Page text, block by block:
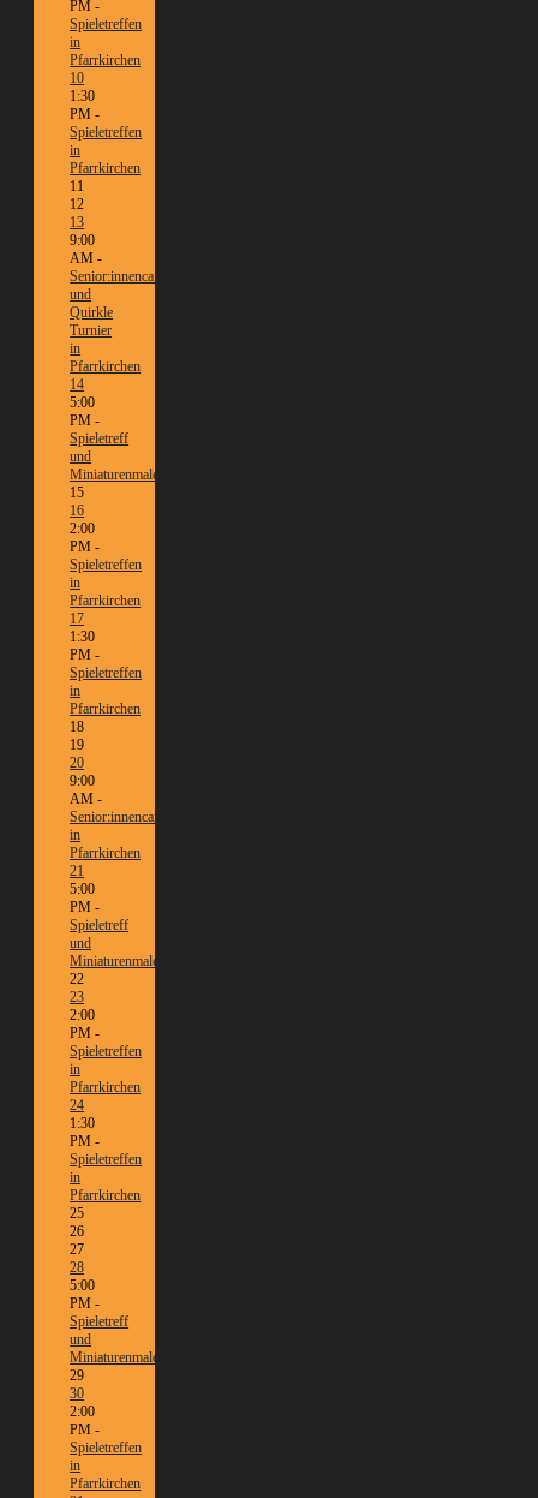
PM -
Spieletreffen
in
Pfarrkirchen
10
1:30
PM -
Spieletreffen
in
Pfarrkirchen
11
12
13
9:00
AM -
Senior:innencafé
und
Quirkle
Turnier
in
Pfarrkirchen
14
5:00
PM -
Spieletreff
und
Miniaturenmalen/Tabletop
15
16
2:00
PM -
Spieletreffen
in
Pfarrkirchen
17
1:30
PM -
Spieletreffen
in
Pfarrkirchen
18
19
20
9:00
AM -
Senior:innencafé
in
Pfarrkirchen
21
5:00
PM -
Spieletreff
und
Miniaturenmalen/Tabletop
22
23
2:00
PM -
Spieletreffen
in
Pfarrkirchen
24
1:30
PM -
Spieletreffen
in
Pfarrkirchen
25
26
27
28
5:00
PM -
Spieletreff
und
Miniaturenmalen/Tabletop
29
30
2:00
PM -
Spieletreffen
in
Pfarrkirchen